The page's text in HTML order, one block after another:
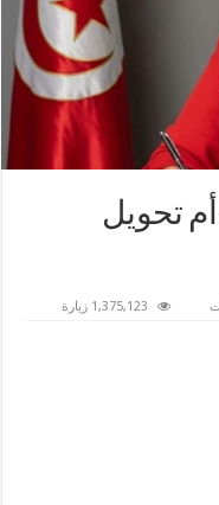
تحويل
1,375,123 زيارة